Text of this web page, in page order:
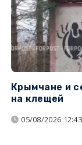
Крымчане и
на клещей
05/08/2026 12:43